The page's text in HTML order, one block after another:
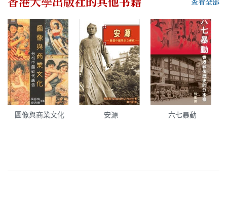
查看全部
圖像與商業文化 安源 六七暴動